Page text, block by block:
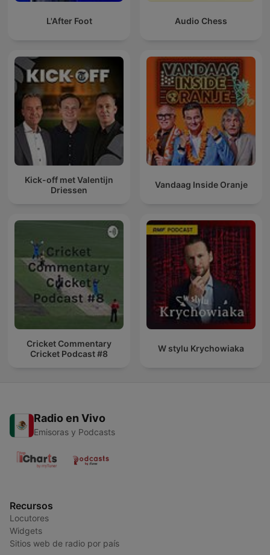
L'After Foot Audio Chess
Kick-off met Valentijn
Driessen
Vandaag Inside Oranje
Cricket Commentary
Cricket Podcast #8
W stylu Krychowiaka
Radio en Vivo
Emisoras y Podcasts
Recursos
Locutores
Widgets
Sitios web de radio por país